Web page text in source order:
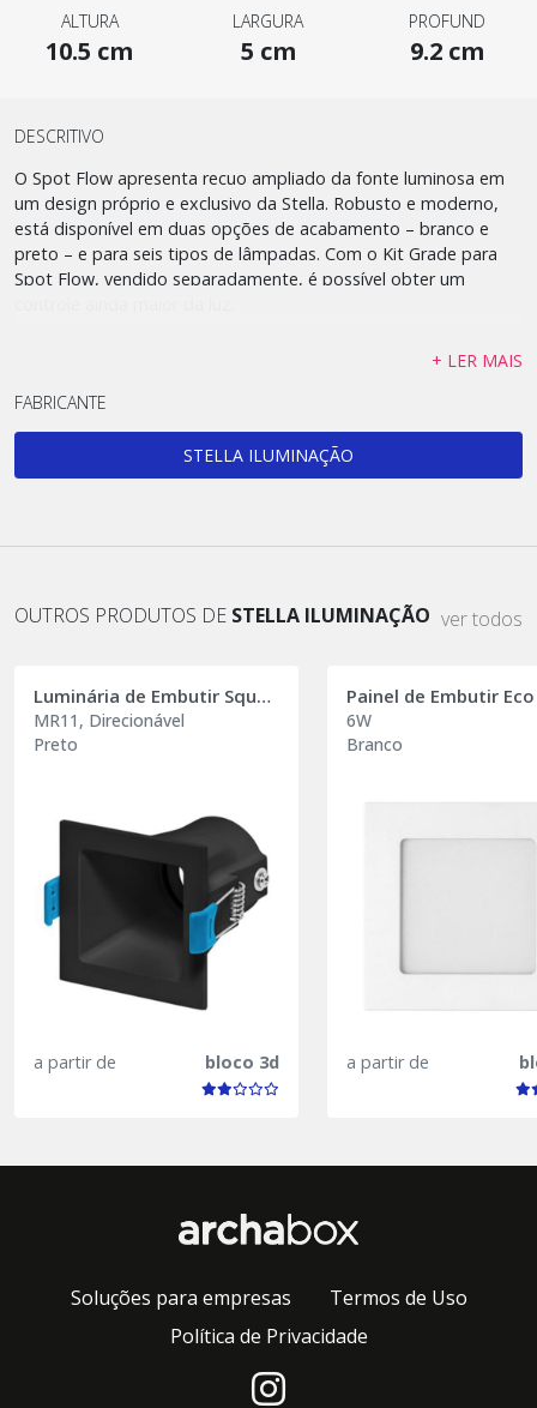
ALTURA
10.5 cm
LARGURA
5 cm
PROFUND
9.2 cm
DESCRITIVO
O Spot Flow apresenta recuo ampliado da fonte luminosa em
um design próprio e exclusivo da Stella. Robusto e moderno,
está disponível em duas opções de acabamento – branco e
preto – e para seis tipos de lâmpadas. Com o Kit Grade para
Spot Flow, vendido separadamente, é possível obter um
Potência Máxima: 15W
Garantia: 2 anos
ARQUIVO: https://stella.com.br/produto/spot-flow-mr11
+ LER MAIS
FABRICANTE
STELLA ILUMINAÇÃO
OUTROS PRODUTOS DE STELLA ILUMINAÇÃO ver todos
Luminária de Embutir Square Ghost
MR11, Direcionável
Preto
a partir de bloco 3d
Painel de Embutir Eco
6W
Branco
a partir de
Soluções para empresas
Termos de Uso
Política de Privacidade